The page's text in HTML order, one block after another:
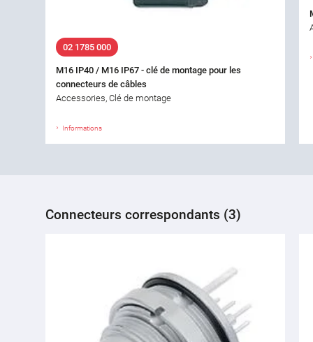
02 1785 000
M16 IP40 / M16 IP67 - clé de montage pour les
connecteurs de câbles
Accessories, Clé de montage
Informations
Connecteurs correspondants (3)